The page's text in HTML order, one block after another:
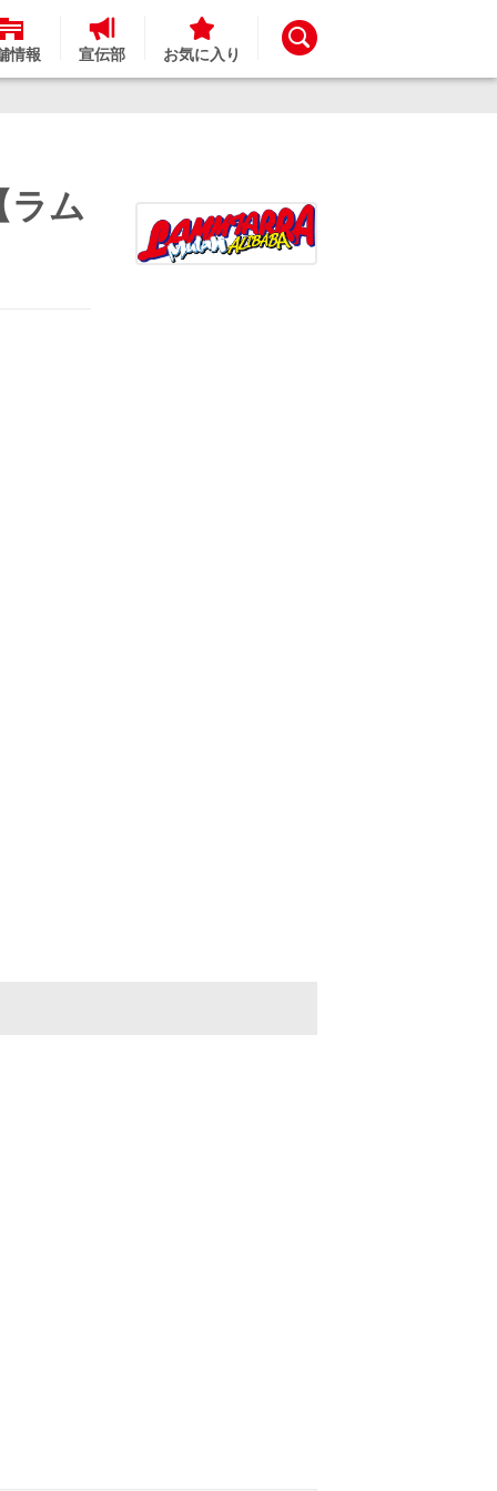
情報 宣伝部 お気に入り
ム